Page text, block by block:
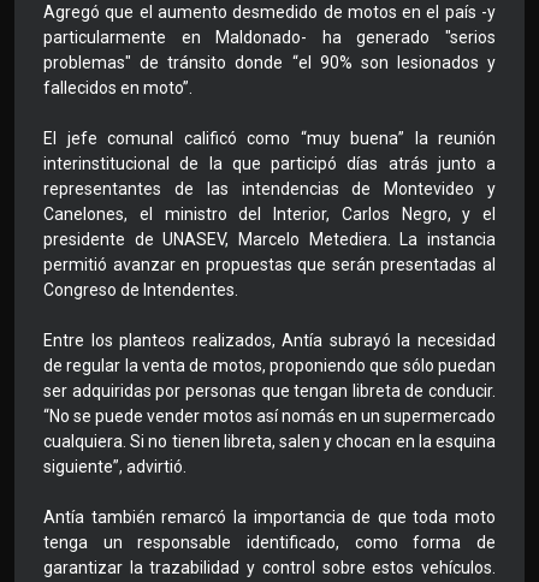
Agregó que el aumento desmedido de motos en el país -y
particularmente en Maldonado- ha generado "serios
problemas" de tránsito donde “el 90% son lesionados y
fallecidos en moto”.
El jefe comunal calificó como “muy buena” la reunión
interinstitucional de la que participó días atrás junto a
representantes de las intendencias de Montevideo y
Canelones, el ministro del Interior, Carlos Negro, y el
presidente de UNASEV, Marcelo Metediera. La instancia
permitió avanzar en propuestas que serán presentadas al
Congreso de Intendentes.
Entre los planteos realizados, Antía subrayó la necesidad
de regular la venta de motos, proponiendo que sólo puedan
ser adquiridas por personas que tengan libreta de conducir.
“No se puede vender motos así nomás en un supermercado
cualquiera. Si no tienen libreta, salen y chocan en la esquina
siguiente”, advirtió.
Antía también remarcó la importancia de que toda moto
tenga un responsable identificado, como forma de
garantizar la trazabilidad y control sobre estos vehículos.